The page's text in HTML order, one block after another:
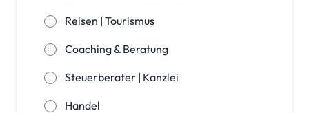
Reisen | Tourismus
Coaching & Beratung
Steuerberater | Kanzlei
Handel